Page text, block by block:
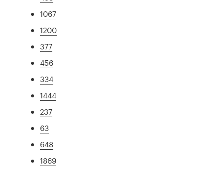
1067
1200
377
456
334
1444
237
63
648
1869